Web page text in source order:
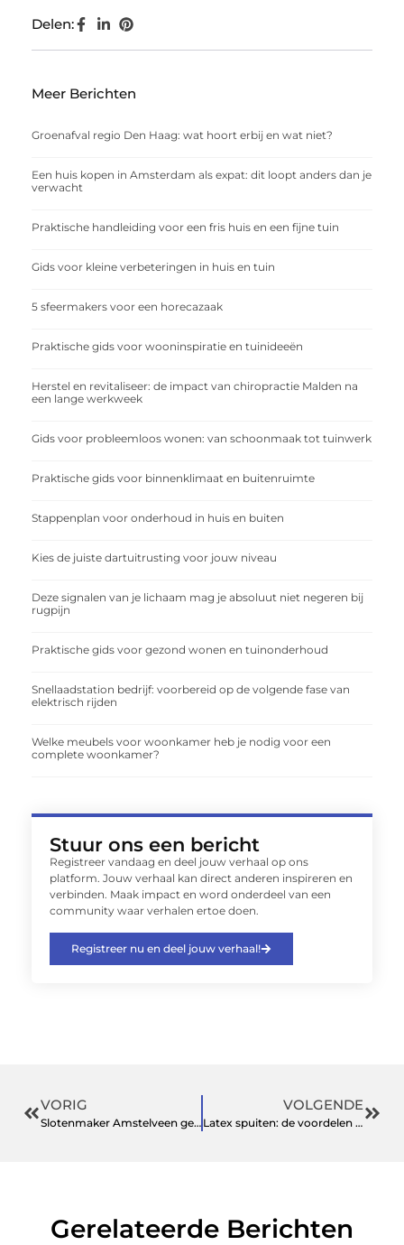
Delen:
Meer Berichten
Groenafval regio Den Haag: wat hoort erbij en wat niet?
Een huis kopen in Amsterdam als expat: dit loopt anders dan je
verwacht
Praktische handleiding voor een fris huis en een fijne tuin
Gids voor kleine verbeteringen in huis en tuin
5 sfeermakers voor een horecazaak
Praktische gids voor wooninspiratie en tuinideeën
Herstel en revitaliseer: de impact van chiropractie Malden na
een lange werkweek
Gids voor probleemloos wonen: van schoonmaak tot tuinwerk
Praktische gids voor binnenklimaat en buitenruimte
Stappenplan voor onderhoud in huis en buiten
Kies de juiste dartuitrusting voor jouw niveau
Deze signalen van je lichaam mag je absoluut niet negeren bij
rugpijn
Praktische gids voor gezond wonen en tuinonderhoud
Snellaadstation bedrijf: voorbereid op de volgende fase van
elektrisch rijden
Welke meubels voor woonkamer heb je nodig voor een
complete woonkamer?
Stuur ons een bericht
Registreer vandaag en deel jouw verhaal op ons
platform. Jouw verhaal kan direct anderen inspireren en
verbinden. Maak impact en word onderdeel van een
community waar verhalen ertoe doen.
Registreer nu en deel jouw verhaal!
VORIG
Slotenmaker Amstelveen geeft advies over moderne deurbeveiliging
VOLGENDE
Latex spuiten: de voordelen van strak, snel en voordelig schilderwerk
Gerelateerde Berichten